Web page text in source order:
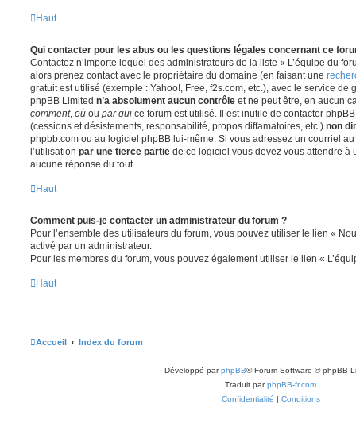
Haut
Qui contacter pour les abus ou les questions légales concernant ce
Contactez n’importe lequel des administrateurs de la liste « L’équipe du
alors prenez contact avec le propriétaire du domaine (en faisant une
gratuit est utilisé (exemple : Yahoo!, Free, f2s.com, etc.), avec le service de
phpBB Limited n’a absolument aucun contrôle et ne peut être, en aucun
comment, où ou par qui ce forum est utilisé. Il est inutile de contacter
(cessions et désistements, responsabilité, propos diffamatoires, etc.) non
phpbb.com ou au logiciel phpBB lui-même. Si vous adressez un courriel
l’utilisation par une tierce partie de ce logiciel vous devez vous attendre à
aucune réponse du tout.
Haut
Comment puis-je contacter un administrateur du forum ?
Pour l’ensemble des utilisateurs du forum, vous pouvez utiliser le lien «
activé par un administrateur.
Pour les membres du forum, vous pouvez également utiliser le lien «
Haut
Accueil Index du forum
Développé parphpBB® Forum Software © phpBB
Traduit parphpBB-fr.com
Confidentialité | Conditions